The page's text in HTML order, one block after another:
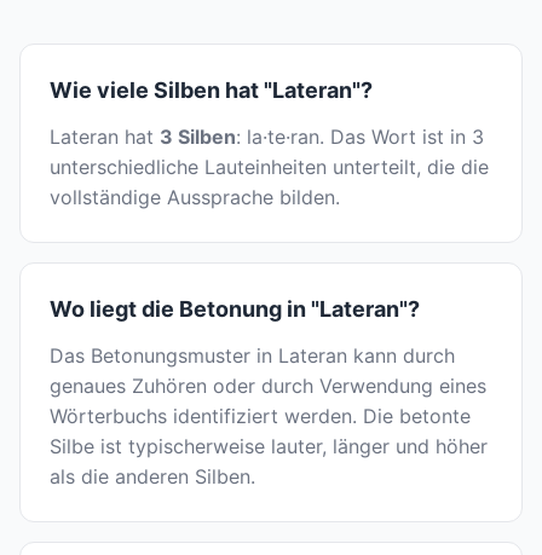
Wie viele Silben hat "Lateran"?
Lateran hat 3 Silben: la·te·ran. Das Wort ist in 3
unterschiedliche Lauteinheiten unterteilt, die die
vollständige Aussprache bilden.
Wo liegt die Betonung in "Lateran"?
Das Betonungsmuster in Lateran kann durch
genaues Zuhören oder durch Verwendung eines
Wörterbuchs identifiziert werden. Die betonte
Silbe ist typischerweise lauter, länger und höher
als die anderen Silben.